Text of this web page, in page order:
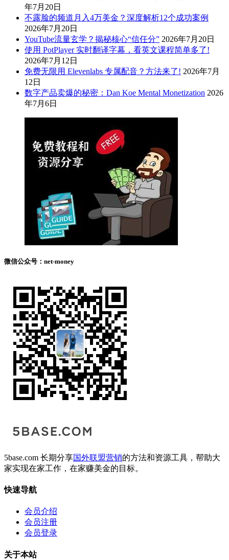
年7月20日
不露脸的频道月入4万美金？深度解析12个成功案例
2026年7月20日
YouTube流量玄学？揭秘核心“信任分” 2026年7月20日
使用 PotPlayer 实时翻译字幕，看英文课程简单多了!
2026年7月12日
免费无限用 Elevenlabs 专属配音？方法来了! 2026年7月
12日
数字产品卖爆的秘密：Dan Koe Mental Monetization 2026
年7月6日
微信公众号：net-money
5base.com 长期分享国外联盟营销的方法和资源工具，帮助大
家实现在家工作，在家赚美金的目标。
快速导航
会员介绍
会员注册
会员登录
关于本站